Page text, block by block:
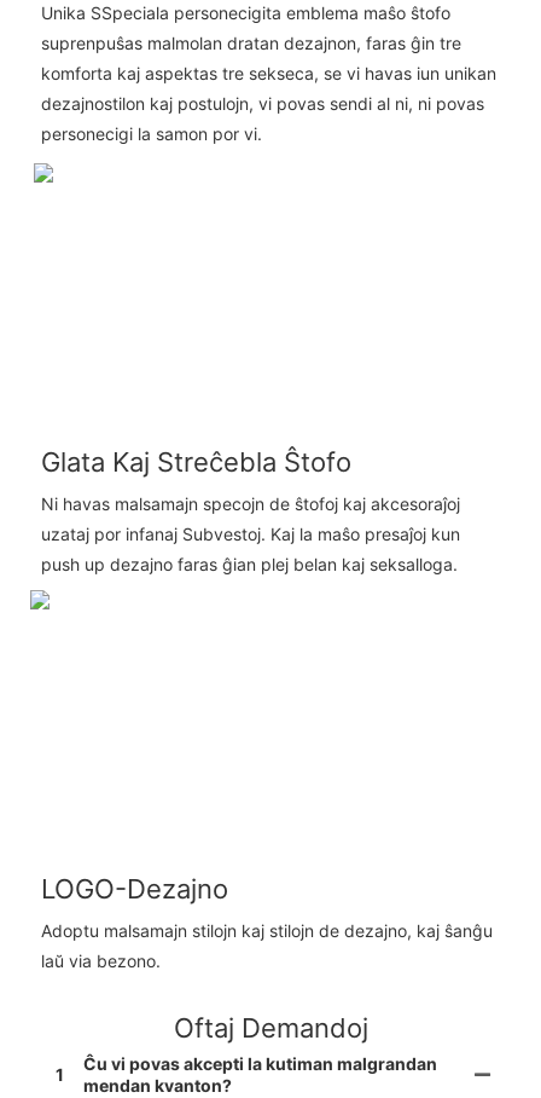
Unika SSpeciala personecigita emblema maŝo ŝtofo
suprenpuŝas malmolan dratan dezajnon, faras ĝin tre
komforta kaj aspektas tre sekseca, se vi havas iun unikan
dezajnostilon kaj postulojn, vi povas sendi al ni, ni povas
personecigi la samon por vi.
Glata Kaj Streĉebla Ŝtofo
Ni havas malsamajn specojn de ŝtofoj kaj akcesoraĵoj
uzataj por infanaj Subvestoj. Kaj la maŝo presaĵoj kun
push up dezajno faras ĝian plej belan kaj seksalloga.
LOGO-Dezajno
Adoptu malsamajn stilojn kaj stilojn de dezajno, kaj ŝanĝu
laŭ via bezono.
Oftaj Demandoj
1
Ĉu vi povas akcepti la kutiman malgrandan
mendan kvanton?